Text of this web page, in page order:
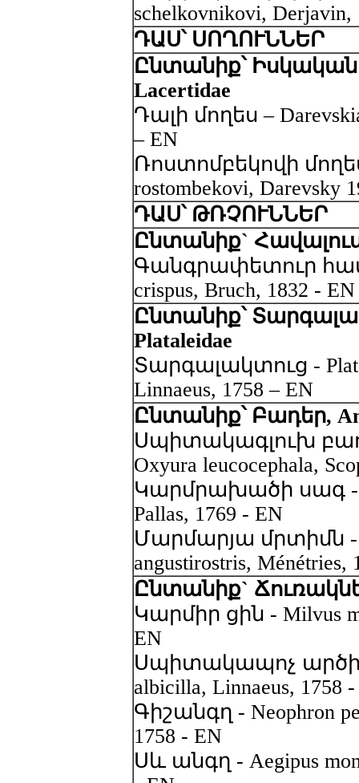
schelkovnikovi, Derjavin,
ԴԱՍ՝ ՍՈՂՈՒՆՆԵՐ
Ընտանիք՝ Իսկական
Lacertidae
Դալի մողես –
– EN
Ռոստոմբեկովի
rostombekovi, Darevsky
ԴԱՍ՝ ԹՌՉՈՒՆՆԵՐ
Ընտանիք`
Գանգրափետուր
crispus, Bruch, 1832 - EN
Ընտանիք՝
Plataleidae
Տարգալակտուց -
Linnaeus, 1758 – EN
Ընտանիք՝ Բադեր,
Սպիտակագլուխ
Oxyura leucocephala,
Կարմրախածի սագ -
Pallas, 1769 - EN
Մարմարյա մրտիմն -
angustirostris, Ménétries,
Ընտանիք`
Կարմիր ցին - Milvus
EN
Սպիտակապոչ արծիվ
albicilla, Linnaeus, 1758
Գիշանգղ - Neophron
1758 - EN
Սև անգղ - Aegipus